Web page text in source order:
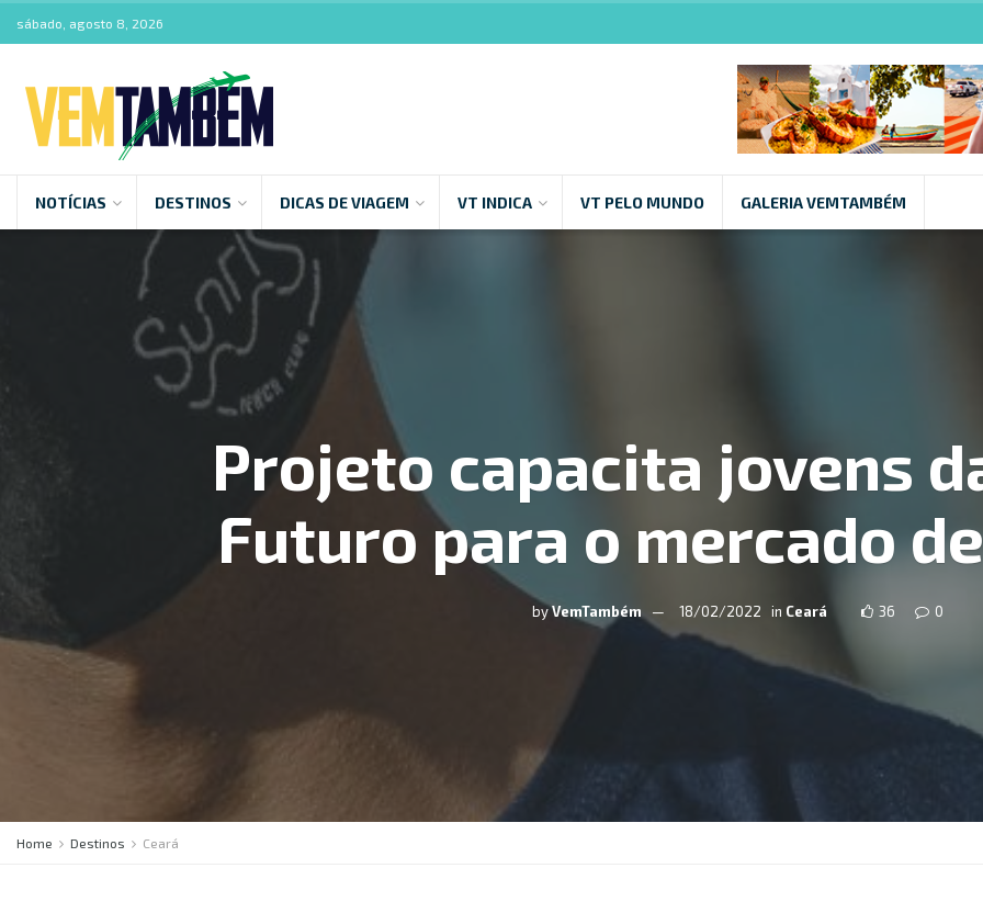
sábado, agosto 8, 2026
NOTÍCIAS DESTINOS DICAS DE VIAGEM VT INDICA VT PELO MUNDO GALERIA VEMTAMBÉM
Projeto capacita jovens
Futuro para o mercado
byVemTambém 18/02/2022 in Ceará 36 0
Home Destinos Ceará